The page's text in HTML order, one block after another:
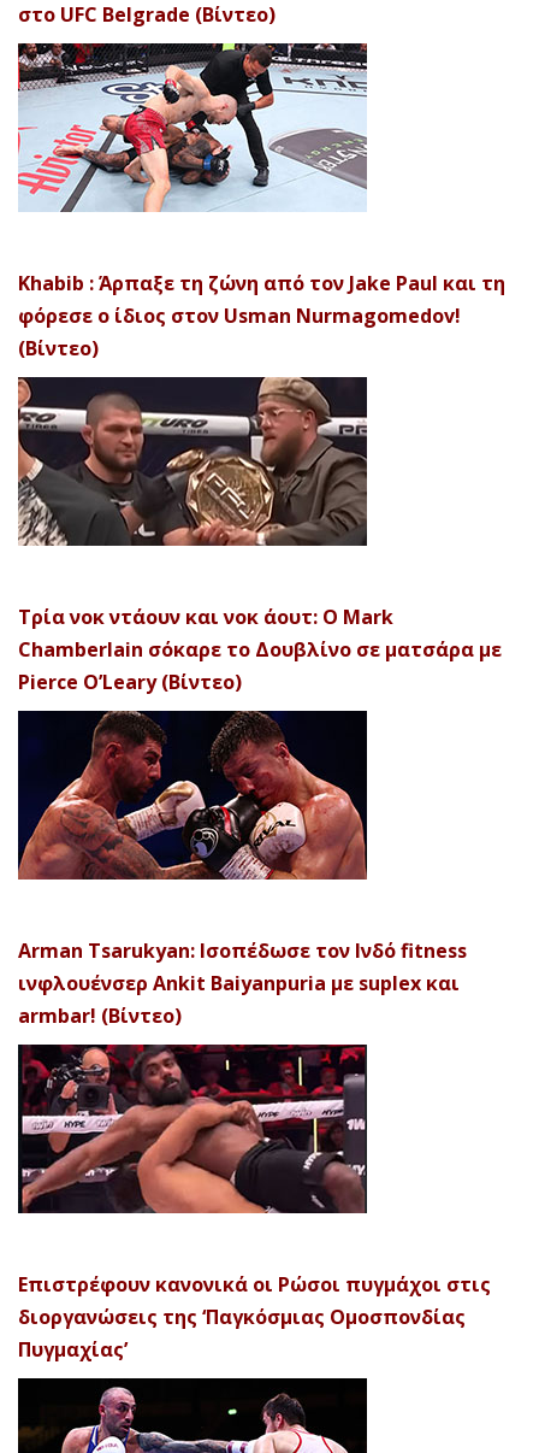
στο UFC Belgrade (Βίντεο)
Khabib : Άρπαξε τη ζώνη από τον Jake Paul και τη
φόρεσε ο ίδιος στον Usman Nurmagomedov!
(Βίντεο)
Τρία νοκ ντάουν και νοκ άουτ: Ο Mark
Chamberlain σόκαρε το Δουβλίνο σε ματσάρα με
Pierce O’Leary (Βίντεο)
Arman Tsarukyan: Ισοπέδωσε τον Ινδό fitness
ινφλουένσερ Ankit Baiyanpuria με suplex και
armbar! (Βίντεο)
Επιστρέφουν κανονικά οι Ρώσοι πυγμάχοι στις
διοργανώσεις της ‘Παγκόσμιας Ομοσπονδίας
Πυγμαχίας’